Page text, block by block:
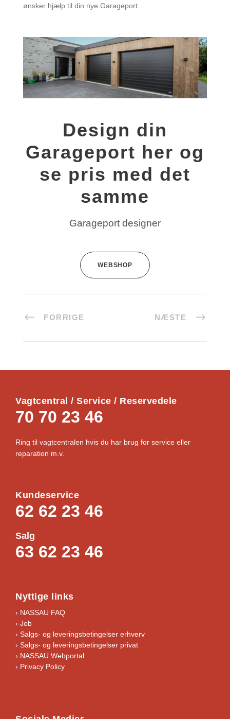
ønsker hjælp til din nye Garageport.
Design din
Garageport her og
se pris med det
samme
Garageport designer
WEBSHOP
FORRIGE NÆSTE
Vagtcentral / Service / Reservedele
70 70 23 46
Ring til vagtcentralen hvis du har brug for service eller
reparation m.v.
Kundeservice
62 62 23 46
Salg
63 62 23 46
Nyttige links
› NASSAU FAQ
› Job
› Salgs- og leveringsbetingelser erhverv
› Salgs- og leveringsbetingelser privat
› NASSAU Webportal
› Privacy Policy